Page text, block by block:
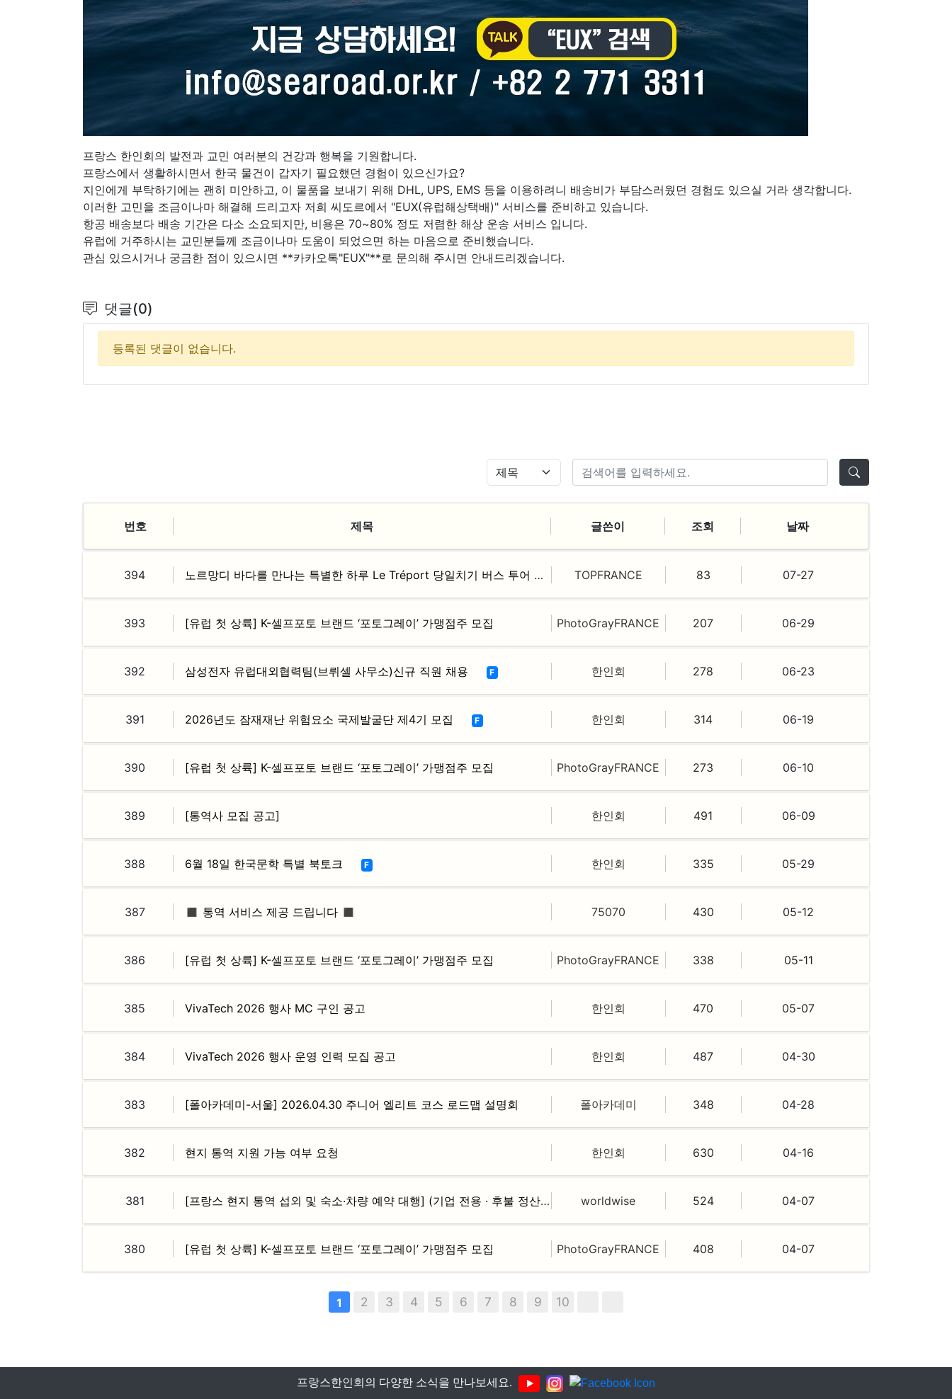
프랑스 한인회의 발전과 교민 여러분의 건강과 행복을 기원합니다.
프랑스에서 생활하시면서 한국 물건이 갑자기 필요했던 경험이 있으신가요?
지인에게 부탁하기에는 괜히 미안하고, 이 물품을 보내기 위해 DHL, UPS, EMS 등을 이용하려니 배송비가 부담스러웠던 경험도 있으실 거라 생각합니다.
이러한 고민을 조금이나마 해결해 드리고자 저희 씨도르에서 "EUX(유럽해상택배)" 서비스를 준비하고 있습니다.
항공 배송보다 배송 기간은 다소 소요되지만, 비용은 70~80% 정도 저렴한 해상 운송 서비스 입니다.
유럽에 거주하시는 교민분들께 조금이나마 도움이 되었으면 하는 마음으로 준비했습니다.
관심 있으시거나 궁금한 점이 있으시면 **카카오톡"EUX"**로 문의해 주시면 안내드리겠습니다.
댓글(0)
등록된 댓글이 없습니다.
번호 제목 글쓴이 조회 날짜
394 노르망디 바다를 만나는 특별한 하루 Le Tréport 당일치기 버스 투어 TOPFRANCE 83 07-27
393 [유럽 첫 상륙] K-셀프포토 브랜드 ‘포토그레이’ 가맹점주 모집 PhotoGrayFRANCE 207 06-29
392 삼성전자 유럽대외협력팀(브뤼셀 사무소)신규 직원 채용 F 한인회 278 06-23
391 2026년도 잠재재난 위험요소 국제발굴단 제4기 모집 F 한인회 314 06-19
390 [유럽 첫 상륙] K-셀프포토 브랜드 ‘포토그레이’ 가맹점주 모집 PhotoGrayFRANCE 273 06-10
389 [통역사 모집 공고] 한인회 491 06-09
388 6월 18일 한국문학 특별 북토크 F 한인회 335 05-29
387 ◼️ 통역 서비스 제공 드립니다 ◼️ 75070 430 05-12
386 [유럽 첫 상륙] K-셀프포토 브랜드 ‘포토그레이’ 가맹점주 모집 PhotoGrayFRANCE 338 05-11
385 VivaTech 2026 행사 MC 구인 공고 한인회 470 05-07
384 VivaTech 2026 행사 운영 인력 모집 공고 한인회 487 04-30
383 [폴아카데미-서울] 2026.04.30 주니어 엘리트 코스 로드맵 설명회 폴아카데미 348 04-28
382 현지 통역 지원 가능 여부 요청 한인회 630 04-16
381 [프랑스 현지 통역 섭외 및 숙소·차량 예약 대행] (기업 전용 · 후불 정산) worldwise 524 04-07
380 [유럽 첫 상륙] K-셀프포토 브랜드 ‘포토그레이’ 가맹점주 모집 PhotoGrayFRANCE 408 04-07
1 2 3 4 5 6 7 8 9 10
프랑스한인회의 다양한 소식을 만나보세요.